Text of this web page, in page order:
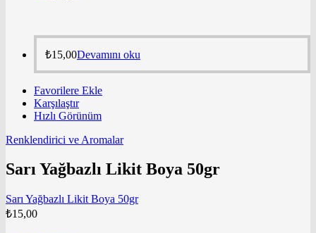
₺15,00Devamını oku
Favorilere Ekle
Karşılaştır
Hızlı Görünüm
Renklendirici ve Aromalar
Sarı Yağbazlı Likit Boya 50gr
Sarı Yağbazlı Likit Boya 50gr
₺15,00